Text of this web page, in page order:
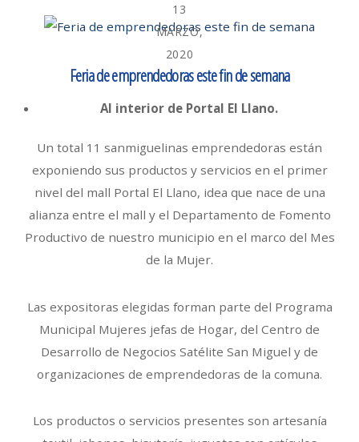
13
MARZO,
2020
Feria de emprendedoras este fin de semana
Al interior de Portal El Llano.
Un total 11 sanmiguelinas emprendedoras están
exponiendo sus productos y servicios en el primer
nivel del mall Portal El Llano, idea que nace de una
alianza entre el mall y el Departamento de Fomento
Productivo de nuestro municipio en el marco del Mes
de la Mujer.
Las expositoras elegidas forman parte del Programa
Municipal Mujeres jefas de Hogar, del Centro de
Desarrollo de Negocios Satélite San Miguel y de
organizaciones de emprendedoras de la comuna.
Los productos o servicios presentes son artesanía